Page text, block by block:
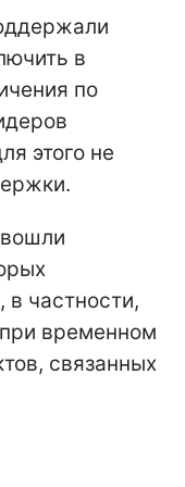
в
по
этого не
частности,
временном
связанных